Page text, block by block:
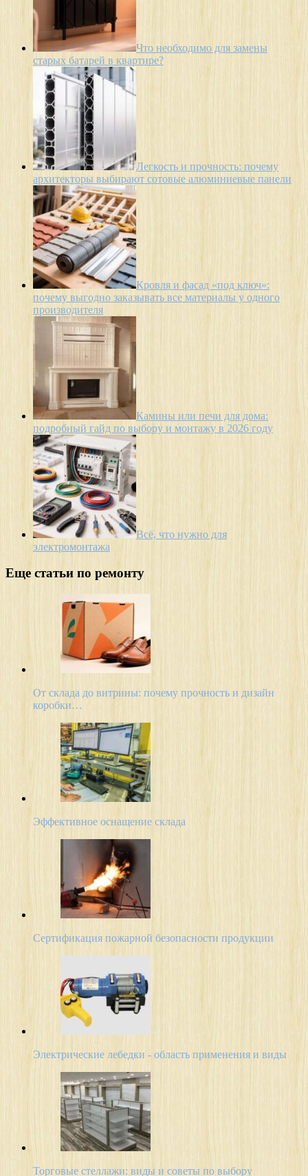
Что необходимо для замены
старых батарей в квартире?
Легкость и прочность: почему
архитекторы выбирают сотовые алюминиевые панели
Кровля и фасад «под ключ»:
почему выгодно заказывать все материалы у одного
производителя
Камины или печи для дома:
подробный гайд по выбору и монтажу в 2026 году
Всё, что нужно для
электромонтажа
Еще статьи по ремонту
От склада до витрины: почему прочность и дизайн
коробки…
Эффективное оснащение склада
Сертификация пожарной безопасности продукции
Электрические лебедки - область применения и виды
Торговые стеллажи: виды и советы по выбору